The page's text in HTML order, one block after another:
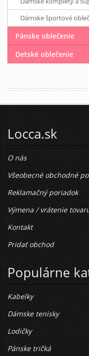
Dámske športové
Pánske oblečenie
Detské oblečenie
Locca.sk
O nás
Všeobecné obchodné
Reklamačný poriadok
Výmena / vrátenie
Kontakt
Pridať obchod
Populárne
Kabelky
Dámske tenisky
Lodičky
Pánske tričká